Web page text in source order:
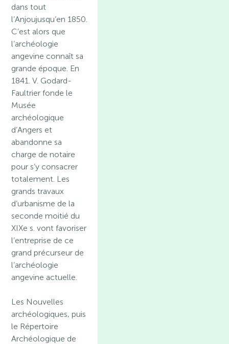
dans tout
l’Anjoujusqu’en 1850.
C’est alors que
l’archéologie
angevine connaît sa
grande époque. En
1841. V. Godard-
Faultrier fonde le
Musée
archéologique
d’Angers et
abandonne sa
charge de notaire
pour s’y consacrer
totalement. Les
grands travaux
d’urbanisme de la
seconde moitié du
XIXe s. vont favoriser
l’entreprise de ce
grand précurseur de
l’archéologie
angevine actuelle.
Les Nouvelles
archéologiques, puis
le Répertoire
Archéologique de